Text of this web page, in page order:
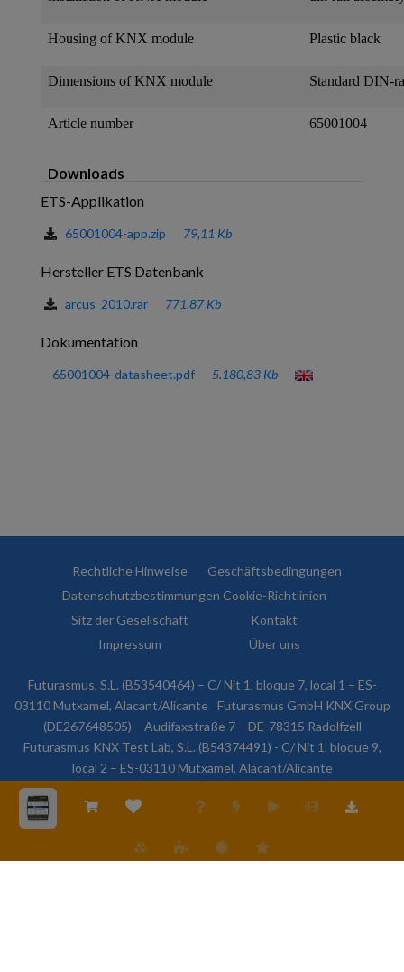
Housing of KNX module Plastic black
Dimensions of KNX module Standard DIN-
Article number 65001004
Downloads
ETS-Applikation
65001004-app.zip 79,11 Kb
Hersteller ETS Datenbank
arcus_2010.rar 771,87 Kb
Dokumentation
65001004-datasheet.pdf 5.180,83 Kb
Rechtliche Hinweise
Geschäftsbedingungen
Datenschutzbestimmungen Cookie-Richtlinien
Sitz der Gesellschaft
Kontakt
Impressum
Über uns
Futurasmus, S.L. (B53540464) – C/ Nit 1, bloque 7, local 1 – ES-
03110 Mutxamel, Alacant/Alicante
Futurasmus GmbH KNX Group
(DE267648505) – Audifaxstraße 7 – DE-78315 Radolfzell
Futurasmus KNX Test Lab, S.L. (B54374491) - C/ Nit 1, bloque 9,
local 2 – ES-03110 Mutxamel, Alacant/Alicante
© 2026 Futurasmus, S.L. Alle Rechte vorbehalten.